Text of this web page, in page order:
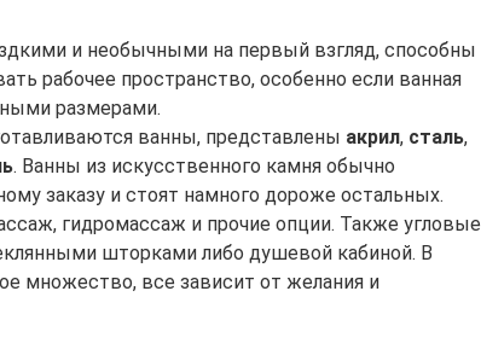
и необычными на первый взгляд, способны
рабочее пространство, особенно если ванная
размерами.
ванны, представлены акрил, сталь,
. Ванны из искусственного камня обычно
заказу и стоят намного дороже остальных.
гидромассаж и прочие опции. Также угловые
шторками либо душевой кабиной. В
множество, все зависит от желания и